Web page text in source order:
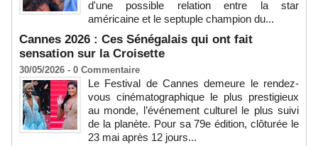
d'une possible relation entre la star
américaine et le septuple champion du...
Cannes 2026 : Ces Sénégalais qui ont fait
sensation sur la Croisette
30/05/2026 - 0 Commentaire
Le Festival de Cannes demeure le rendez-
vous cinématographique le plus prestigieux
au monde, l’événement culturel le plus suivi
de la planète. Pour sa 79e édition, clôturée le
23 mai après 12 jours...